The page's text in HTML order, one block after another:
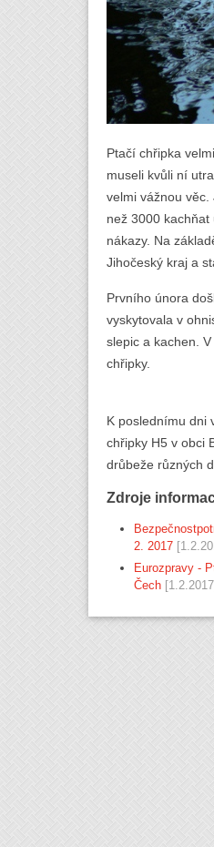
Ptačí chřipka
museli kvůli ní
velmi vážnou
než 3000
nákazy. Na
Jihočeský kraj a
Prvního února
vyskytovala v
slepic a kachen.
chřipky.
K poslednímu dni
chřipky H5 v obci
drůbeže různých
Zdroje
2. 2017
Eurozpravy -
Čech